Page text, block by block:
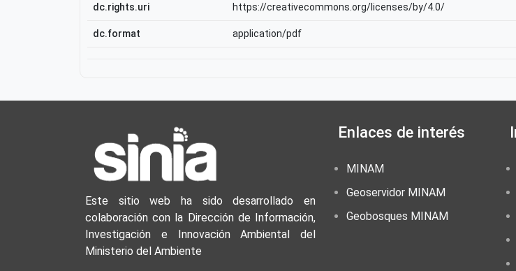
dc.rights.uri https://creativecommons.org/licenses/by/4.0/
dc.format application/pdf
Este sitio web ha sido desarrollado en
colaboración con la Dirección de Información,
Investigación e Innovación Ambiental del
Ministerio del Ambiente
Enlaces de interés
MINAM
Geoservidor MINAM
Geobosques MINAM